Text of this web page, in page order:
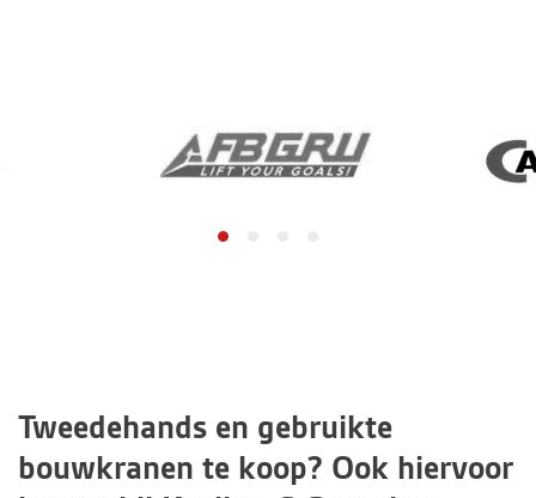
Tweedehands en gebruikte
bouwkranen te koop? Ook hiervoor